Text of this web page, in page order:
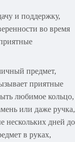
и поддержку,
во время
предмет,
приятные
любимое кольцо,
или даже ручка,
нескольких дней до
в руках,